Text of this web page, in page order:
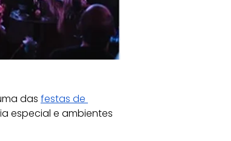
das festas de
especial e ambientes